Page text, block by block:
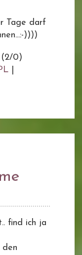
Tage darf
))))
(2/0)
find ich ja
den